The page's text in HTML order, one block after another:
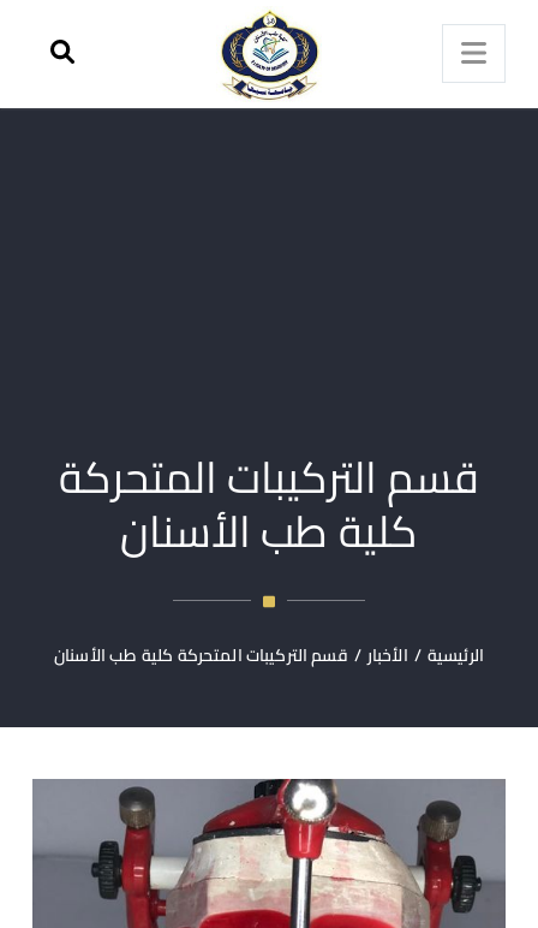
قسم التركيبات المتحركة
كلية طب الأسنان
الرئيسية/ الأخبار / قسم التركيبات المتحركة كلية طب الأسنان